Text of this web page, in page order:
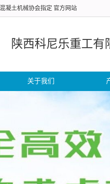
凝土机械协会指定 官方网站
陕西科尼乐重工有
关于我们